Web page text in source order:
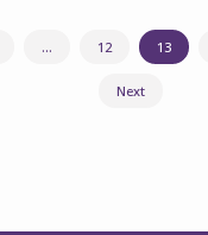
… 12 13
Next